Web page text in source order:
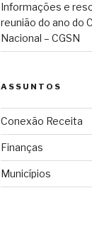
Informações e
reunião do ano do
Nacional – CGSN
ASSUNTOS
Conexão Receita
Finanças
Municípios